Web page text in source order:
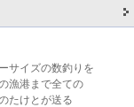
サイズの数釣りを
漁港まで全ての
たけとが送る